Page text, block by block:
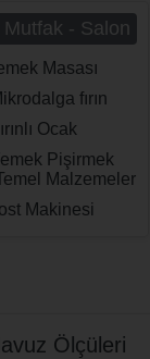
Mutfak - Salon
Masası
fırın
Ocak
Pişirmek
Malzemeler
Makinesi
Ölçüleri